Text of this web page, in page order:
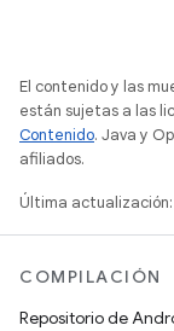
El contenido y las
están sujetas a las
Contenido. Java y
afiliados.
Última
COMPILACIÓN
Repositorio de